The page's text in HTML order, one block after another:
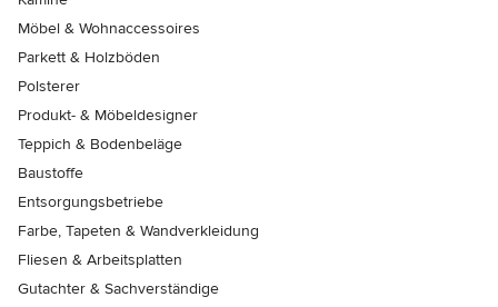
Möbel & Wohnaccessoires
Parkett & Holzböden
Polsterer
Produkt- & Möbeldesigner
Teppich & Bodenbeläge
Baustoffe
Entsorgungsbetriebe
Farbe, Tapeten & Wandverkleidung
Fliesen & Arbeitsplatten
Gutachter & Sachverständige